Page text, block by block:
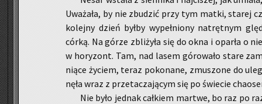
Uwa­ża­ła, by nie zbu­dzić przy tym matki, sta­rej
ko­lej­ny dzień byłby wy­peł­nio­ny na­tręt­nym
córką. Na górze zbli­ży­ła się do okna i opar­ła o
w ho­ry­zont. Tam, nad lasem gó­ro­wa­ło stare
nią­ce ży­ciem, teraz po­ko­na­ne, zmu­szo­ne do
nę­ła wraz z prze­ta­cza­ją­cym się po świe­cie
Nie było jed­nak cał­kiem mar­twe, bo raz po